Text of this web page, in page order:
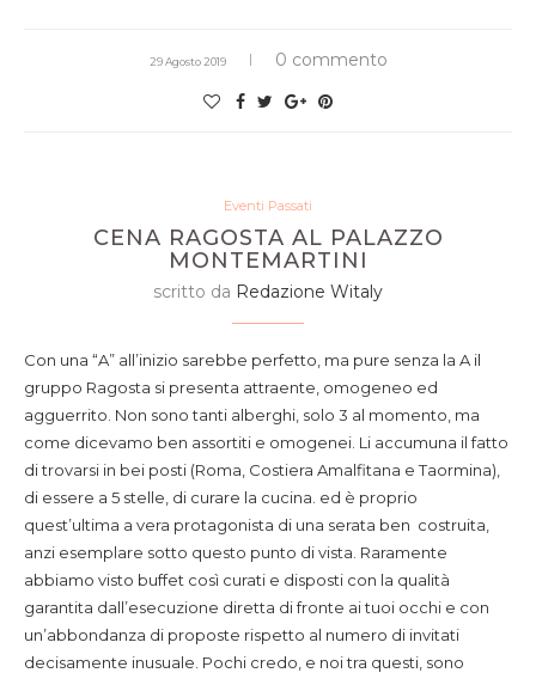
29 Agosto 2019 0 commento
Eventi Passati
CENA RAGOSTA AL PALAZZO
MONTEMARTINI
scritto da Redazione Witaly
Con una “A” all’inizio sarebbe perfetto, ma pure senza la A il
gruppo Ragosta si presenta attraente, omogeneo ed
agguerrito. Non sono tanti alberghi, solo 3 al momento, ma
come dicevamo ben assortiti e omogenei. Li accumuna il fatto
di trovarsi in bei posti (Roma, Costiera Amalfitana e Taormina),
di essere a 5 stelle, di curare la cucina. ed è proprio
quest’ultima a vera protagonista di una serata ben costruita,
anzi esemplare sotto questo punto di vista. Raramente
abbiamo visto buffet così curati e disposti con la qualità
garantita dall’esecuzione diretta di fronte ai tuoi occhi e con
un’abbondanza di proposte rispetto al numero di invitati
decisamente inusuale. Pochi credo, e noi tra questi, sono